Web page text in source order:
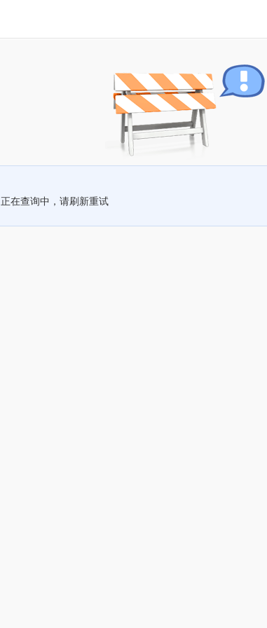
正在查询中，请刷新重试